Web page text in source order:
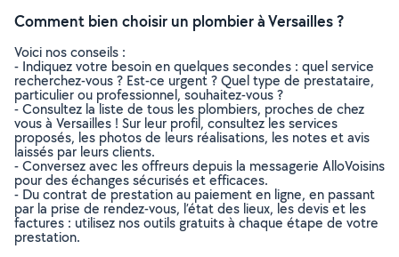
Comment bien choisir un plombier à Versailles ?
Voici nos conseils :
- Indiquez votre besoin en quelques secondes : quel service
recherchez-vous ? Est-ce urgent ? Quel type de prestataire,
particulier ou professionnel, souhaitez-vous ?
- Consultez la liste de tous les plombiers, proches de chez
vous à Versailles ! Sur leur profil, consultez les services
proposés, les photos de leurs réalisations, les notes et avis
laissés par leurs clients.
- Conversez avec les offreurs depuis la messagerie AlloVoisins
pour des échanges sécurisés et efficaces.
- Du contrat de prestation au paiement en ligne, en passant
par la prise de rendez-vous, l’état des lieux, les devis et les
factures : utilisez nos outils gratuits à chaque étape de votre
prestation.